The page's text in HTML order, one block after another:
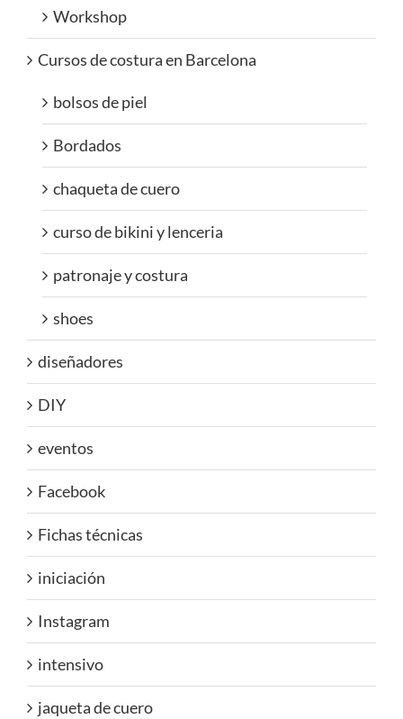
Workshop
Cursos de costura en Barcelona
bolsos de piel
Bordados
chaqueta de cuero
curso de bikini y lenceria
patronaje y costura
shoes
diseñadores
DIY
eventos
Facebook
Fichas técnicas
iniciación
Instagram
intensivo
jaqueta de cuero